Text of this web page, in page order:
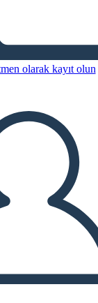
olarak kayıt olun
di